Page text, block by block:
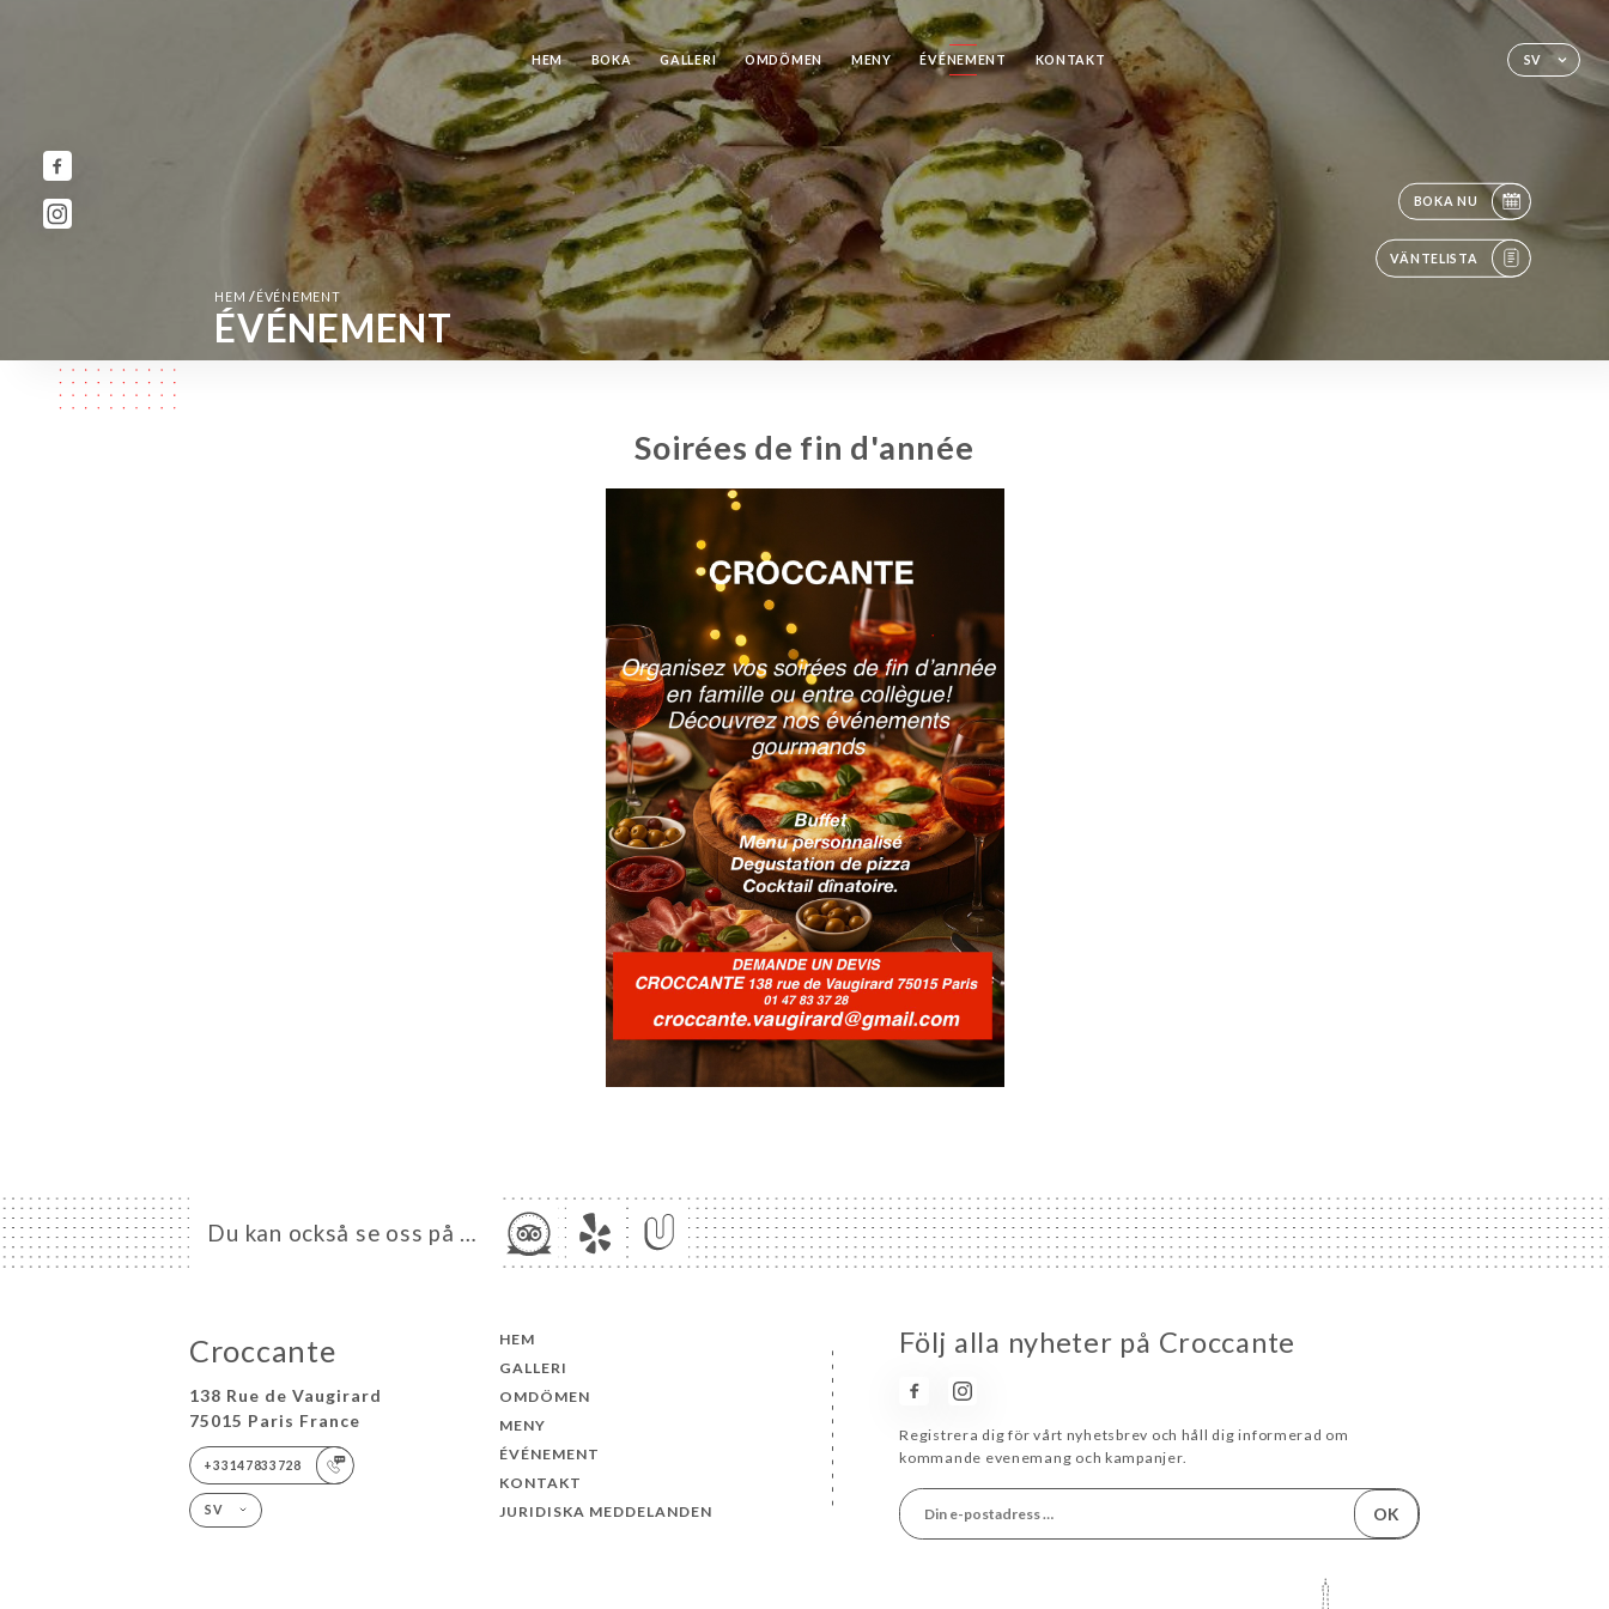
SV
HEM BOKA GALLERI OMDÖMEN MENY ÉVÉNEMENT KONTAKT
BOKA NU
VÄNTELISTA
HEM/ ÉVÉNEMENT
ÉVÉNEMENT
Soirées de fin d'année
Du kan också se oss på …
Croccante
138 Rue de Vaugirard
75015 Paris France
+33147833728
SV
HEM
GALLERI
OMDÖMEN
MENY
ÉVÉNEMENT
KONTAKT
JURIDISKA MEDDELANDEN
Följ alla nyheter på Croccante
Registrera dig för vårt nyhetsbrev och håll dig informerad om
kommande evenemang och kampanjer.
OK